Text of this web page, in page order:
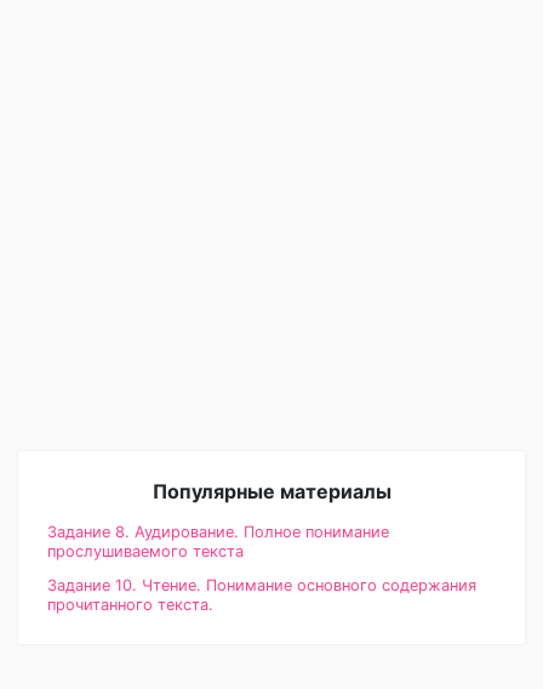
Популярные материалы
Задание 8. Аудирование. Полное понимание
прослушиваемого текста
Задание 10. Чтение. Понимание основного содержания
прочитанного текста.